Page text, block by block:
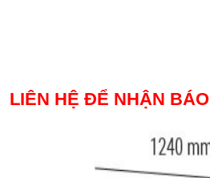
LIÊN HỆ ĐỂ NHẬN BÁO